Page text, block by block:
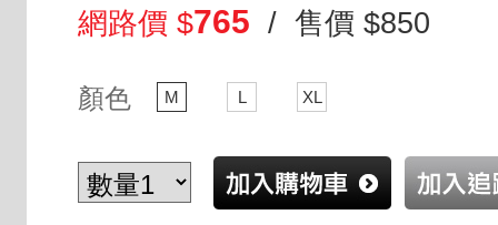
網路價 $765 / 售價 $850
顏色 M L XL